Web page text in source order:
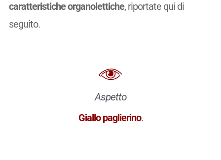
caratteristiche organolettiche, riportate qui di
seguito.
Aspetto
Giallo paglierino.